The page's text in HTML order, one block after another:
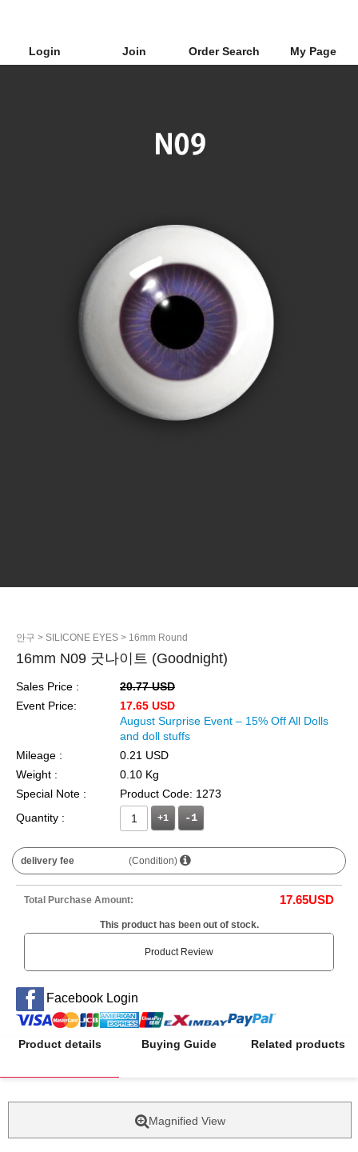
Login Join Order Search My Page
안구 > SILICONE EYES > 16mm Round
16mm N09 굿나이트 (Goodnight)
Sales Price :
20.77 USD
Event Price:
17.65 USD
August Surprise Event – 15% Off All Dolls
and doll stuffs
Mileage :
0.21 USD
Weight :
0.10 Kg
Special Note :
Product Code: 1273
Quantity :
+1
delivery fee (Condition)
Total Purchase Amount: 17.65USD
This product has been out of stock.
Product Review
Facebook Login
Product details Buying Guide Related products
Magnified View